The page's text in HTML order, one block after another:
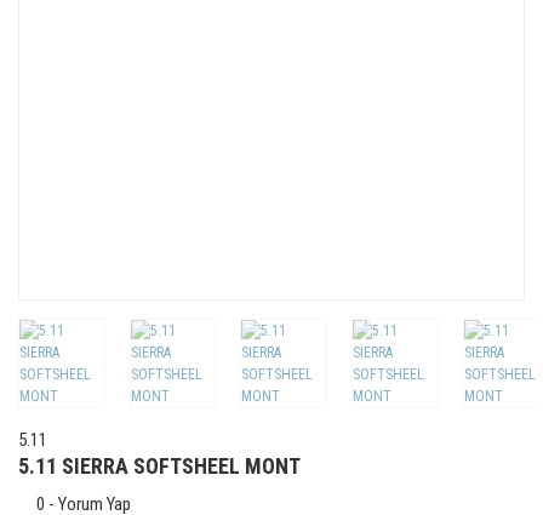
5.11
5.11 SIERRA SOFTSHEEL MONT
0 - Yorum Yap